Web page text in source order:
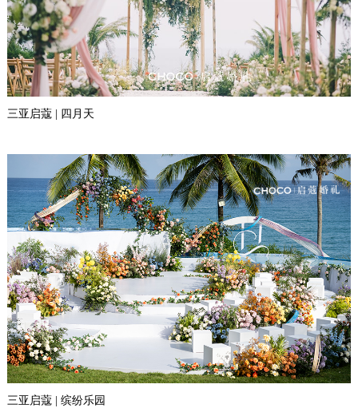
三亚启蔻 | 四月天
三亚启蔻 | 缤纷乐园